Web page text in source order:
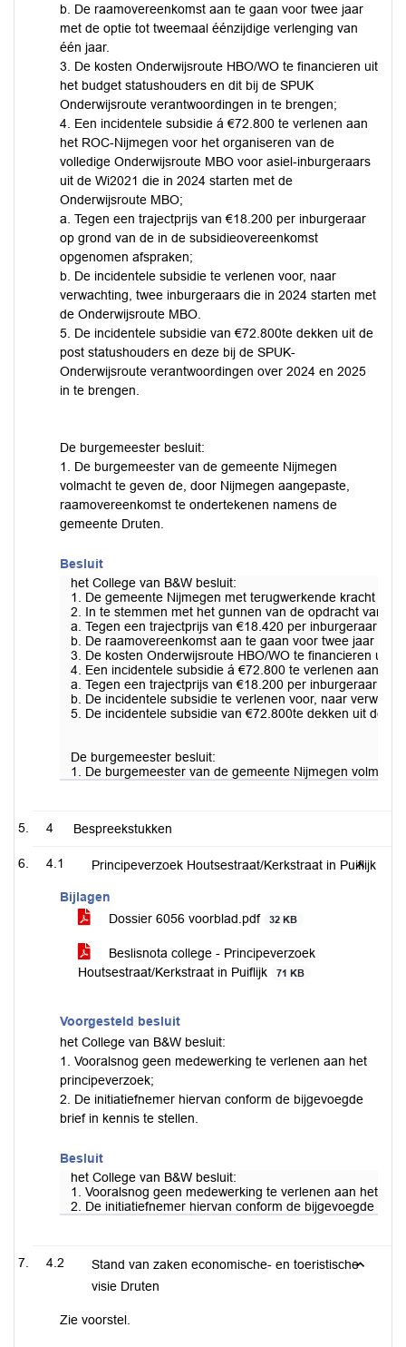
b. De raamovereenkomst aan te gaan voor twee jaar
met de optie tot tweemaal éénzijdige verlenging van
één jaar.
3. De kosten Onderwijsroute HBO/WO te financieren uit
het budget statushouders en dit bij de SPUK
Onderwijsroute verantwoordingen in te brengen;
4. Een incidentele subsidie á €72.800 te verlenen aan
het ROC-Nijmegen voor het organiseren van de
volledige Onderwijsroute MBO voor asiel-inburgeraars
uit de Wi2021 die in 2024 starten met de
Onderwijsroute MBO;
a. Tegen een trajectprijs van €18.200 per inburgeraar
op grond van de in de subsidieovereenkomst
opgenomen afspraken;
b. De incidentele subsidie te verlenen voor, naar
verwachting, twee inburgeraars die in 2024 starten met
de Onderwijsroute MBO.
5. De incidentele subsidie van €72.800te dekken uit de
post statushouders en deze bij de SPUK-
Onderwijsroute verantwoordingen over 2024 en 2025
in te brengen.
De burgemeester besluit:
1. De burgemeester van de gemeente Nijmegen
volmacht te geven de, door Nijmegen aangepaste,
raamovereenkomst te ondertekenen namens de
gemeente Druten.
Besluit
het College van B&W besluit:
1. De gemeente Nijmegen met terugwerkende kracht
2. In te stemmen met het gunnen van de opdracht van
a. Tegen een trajectprijs van €18.420 per inburgeraar op
b. De raamovereenkomst aan te gaan voor twee jaar
3. De kosten Onderwijsroute HBO/WO te financieren uit
4. Een incidentele subsidie á €72.800 te verlenen aan
a. Tegen een trajectprijs van €18.200 per inburgeraar op
b. De incidentele subsidie te verlenen voor, naar
5. De incidentele subsidie van €72.800te dekken uit de
De burgemeester besluit:
1. De burgemeester van de gemeente Nijmegen
4 Bespreekstukken
4.1 Principeverzoek Houtsestraat/Kerkstraat in Puiflijk
Bijlagen
Dossier 6056 voorblad.pdf
32 KB
Beslisnota college - Principeverzoek
Houtsestraat/Kerkstraat in Puiflijk
71 KB
Voorgesteld besluit
het College van B&W besluit:
1. Vooralsnog geen medewerking te verlenen aan het
principeverzoek;
2. De initiatiefnemer hiervan conform de bijgevoegde
brief in kennis te stellen.
Besluit
het College van B&W besluit:
1. Vooralsnog geen medewerking te verlenen aan het
2. De initiatiefnemer hiervan conform de bijgevoegde
4.2
Stand van zaken economische- en toeristische
visie Druten
Zie voorstel.